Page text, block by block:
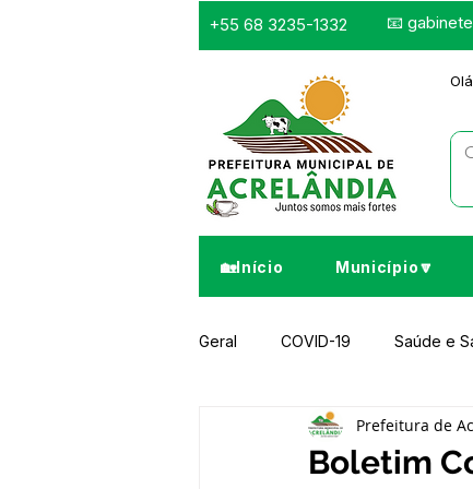
+55 68 3235-1332 📧
🏡Início Município🔽
Geral COVID-19 Saúde e
Infraestrutura e Obras
Boletim
Prefeitura de